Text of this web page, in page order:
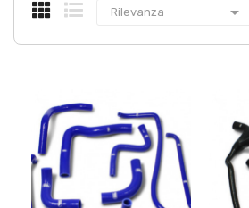
Rilevanza 